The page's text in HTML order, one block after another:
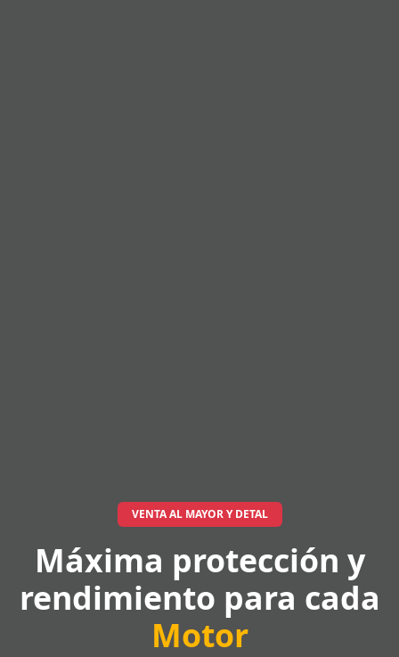
VENTA AL MAYOR Y DETAL
Máxima protección y
rendimiento para cada
Motor